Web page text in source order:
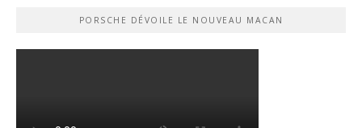
PORSCHE DÉVOILE LE NOUVEAU MACAN